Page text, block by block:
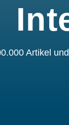
Artikel